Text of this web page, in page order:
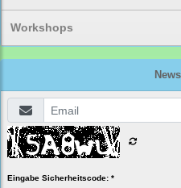
Workshops
Eingabe Sicherheitscode: *